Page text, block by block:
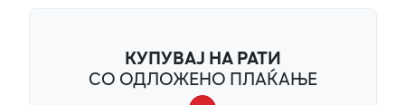
КУПУВАЈ НА РАТИ
СО ОДЛОЖЕНО ПЛАЌАЊЕ